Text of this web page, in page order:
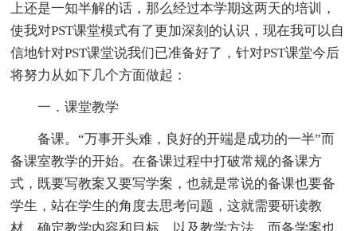
上还是一知半解的话，那么经过本学期这两天的培训，
使我对PST课堂模式有了更加深刻的认识，现在我可以自
信地针对PST课堂说我们已准备好了，针对PST课堂今后
将努力从如下几个方面做起：
一．课堂教学
备课。“万事开头难，良好的开端是成功的一半”而
备课室教学的开始。在备课过程中打破常规的备课方
式，既要写教案又要写学案，也就是常说的备课也要备
学生，站在学生的角度去思考问题，这就需要研读教